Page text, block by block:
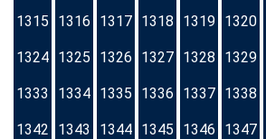
1315 1316 1317 1318 1319 1320
1324 1325 1326 1327 1328 1329
1333 1334 1335 1336 1337 1338
1342 1343 1344 1345 1346 1347